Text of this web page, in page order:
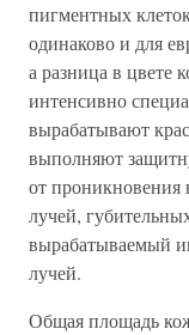
пигментных
одинаково и для
а разница в цвете
интенсивно
вырабатывают
выполняют
от проникновения
лучей,
вырабатываемый
лучей.
Общая площадь